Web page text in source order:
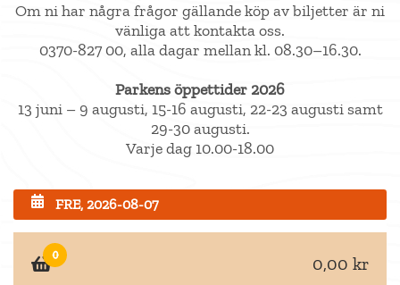
Om ni har några frågor gällande köp av biljetter är ni
vänliga att kontakta oss.
0370-827 00, alla dagar mellan kl. 08.30–16.30.
Parkens öppettider 2026
13 juni – 9 augusti, 15-16 augusti, 22-23 augusti samt
29-30 augusti.
Varje dag 10.00-18.00
FRE, 2026-08-07
0 0,00 kr